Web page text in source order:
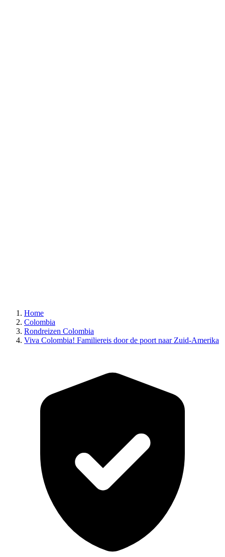
Home
Colombia
Rondreizen Colombia
Viva Colombia! Familiereis door de poort naar Zuid-Amerika